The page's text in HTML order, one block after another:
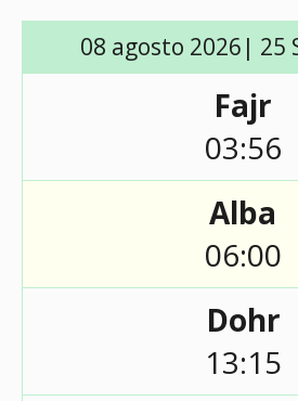
08 agosto 2026| 25
Fajr
03:56
Alba
06:00
Dohr
13:15